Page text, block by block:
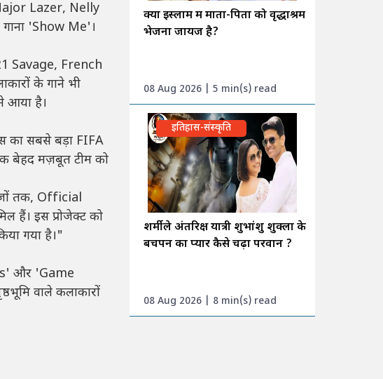
Lazer, Nelly
'Show Me'।
Savage, French
के गाने भी
आया है।
का सबसे बड़ा FIFA
बेहद मज़बूत टीम को
तक, Official
हैं। इस प्रोजेक्ट को
गया है।"
और 'Game
वाले कलाकारों
क्या इस्लाम में माता-पिता को वृद्धाश्रम
भेजना जायज है?
08 Aug 2026 | 5 min(s) read
इतिहास-संस्कृति
शर्मीले अंतरिक्ष यात्री शुभांशु शुक्ला के
बचपन का प्यार कैसे चढ़ा परवान ?
08 Aug 2026 | 8 min(s) read